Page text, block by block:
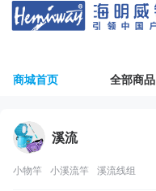
商城首页 全部商品
溪流
小物竿 小溪流竿 溪流线组